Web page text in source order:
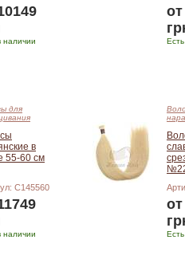
наличии
для
в
55-60 см
C145560
наличии